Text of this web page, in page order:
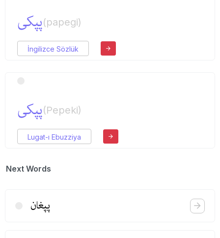
پپكی(papegi)
İngilizce Sözlük
پپكی(Pepeki)
Lugat-ı Ebuzziya
Next Words
پپغان